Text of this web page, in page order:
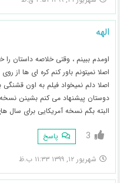
الهه
اومدم ببینم ، وقتی خلاصه داستان را خوندم
اصلا نمیتونم باور کنم کره ای ها از
اصلا دلم نمیخواد فیلم به اون
دوستان پیشنهاد می کنم بشینن نسخه
البته بگم نسخه آمریکایی برای
3 پاسخ
شهریور ۱۲, ۱۳۹۹ ۱۱:۳۳ ب.ظ